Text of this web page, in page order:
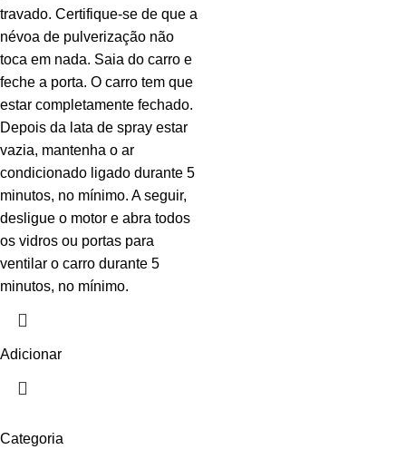
Categoria
travado. Certifique-se de que a
névoa de pulverização não
toca em nada. Saia do carro e
feche a porta. O carro tem que
estar completamente fechado.
Depois da lata de spray estar
vazia, mantenha o ar
condicionado ligado durante 5
minutos, no mínimo. A seguir,
desligue o motor e abra todos
os vidros ou portas para
ventilar o carro durante 5
minutos, no mínimo.
Adicionar